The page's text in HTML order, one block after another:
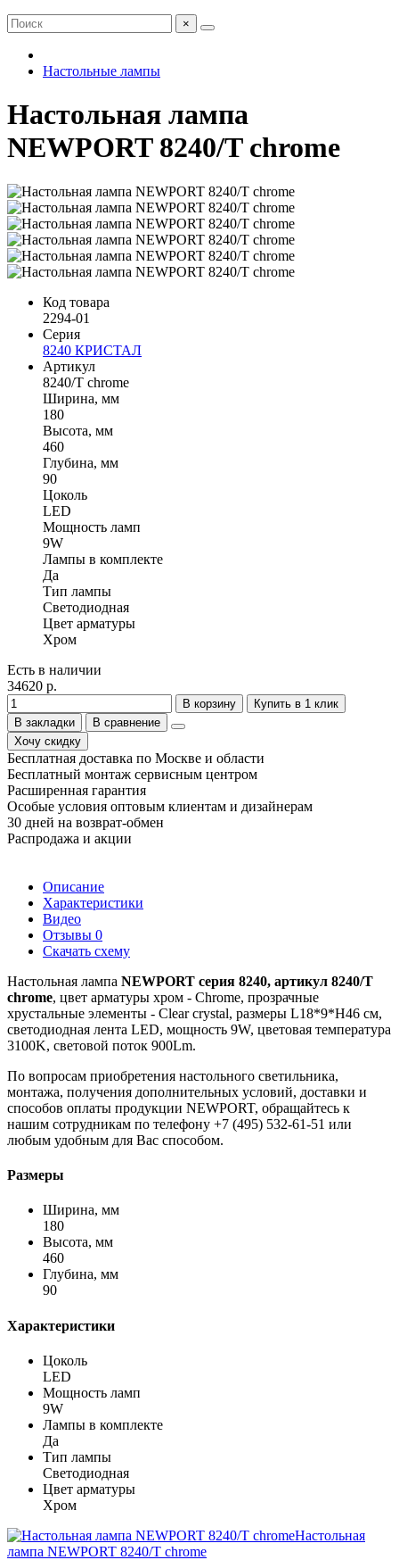
×
Настольные лампы
Настольная лампа
NEWPORT 8240/T chrome
Код товара
2294-01
Серия
8240 КРИСТАЛ
Артикул
8240/T chrome
Ширина, мм
180
Высота, мм
460
Глубина, мм
90
Цоколь
LED
Мощность ламп
9W
Лампы в комплекте
Да
Тип лампы
Светодиодная
Цвет арматуры
Хром
Есть в наличии
34620 р.
В корзину
Купить в 1 клик
В закладки
В сравнение
Хочу скидку
Бесплатная доставка по Москве и области
Бесплатный монтаж сервисным центром
Расширенная гарантия
Особые условия оптовым клиентам и дизайнерам
30 дней на возврат-обмен
Распродажа и акции
Описание
Характеристики
Видео
Отзывы 0
Скачать схему
Настольная лампа NEWPORT серия 8240, артикул 8240/T
chrome, цвет арматуры хром - Chrome, прозрачные
хрустальные элементы - Clear crystal, размеры L18*9*H46 см,
светодиодная лента LED, мощность 9W, цветовая температура
3100K, световой поток 900Lm.
По вопросам приобретения настольного светильника,
монтажа, получения дополнительных условий, доставки и
способов оплаты продукции NEWPORT, обращайтесь к
нашим сотрудникам по телефону +7 (495) 532-61-51 или
любым удобным для Вас способом.
Размеры
Ширина, мм
180
Высота, мм
460
Глубина, мм
90
Характеристики
Цоколь
LED
Мощность ламп
9W
Лампы в комплекте
Да
Тип лампы
Светодиодная
Цвет арматуры
Хром
Настольная
лампа NEWPORT 8240/T chrome